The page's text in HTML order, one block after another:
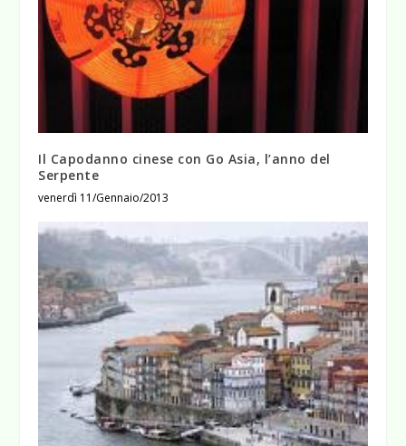
Il Capodanno cinese con Go Asia, l’anno del
Serpente
venerdì 11/Gennaio/2013